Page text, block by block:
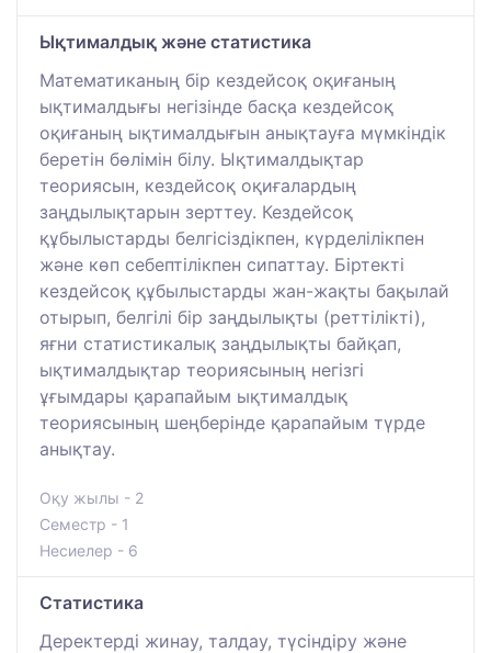
Ықтималдық және статистика
Математиканың бір кездейсоқ оқиғаның
ықтималдығы негізінде басқа кездейсоқ
оқиғаның ықтималдығын анықтауға мүмкіндік
беретін бөлімін білу. Ықтималдықтар
теориясын, кездейсоқ оқиғалардың
заңдылықтарын зерттеу. Кездейсоқ
құбылыстарды белгісіздікпен, күрделілікпен
және көп себептілікпен сипаттау. Біртекті
кездейсоқ құбылыстарды жан-жақты бақылай
отырып, белгілі бір заңдылықты (реттілікті),
яғни статистикалық заңдылықты байқап,
ықтималдықтар теориясының негізгі
ұғымдары қарапайым ықтималдық
теориясының шеңберінде қарапайым түрде
анықтау.
Оқу жылы - 2
Семестр - 1
Несиелер - 6
Статистика
Деректерді жинау, талдау, түсіндіру және